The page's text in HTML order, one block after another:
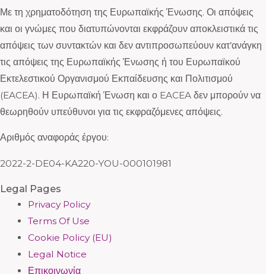
Με τη χρηματοδότηση της Ευρωπαϊκής Ένωσης. Οι απόψεις
και οι γνώμες που διατυπώνονται εκφράζουν αποκλειστικά τις
απόψεις των συντακτών και δεν αντιπροσωπεύουν κατ’ανάγκη
τις απόψεις της Ευρωπαϊκής Ένωσης ή του Ευρωπαϊκού
Εκτελεστικού Οργανισμού Εκπαίδευσης και Πολιτισμού
(EACEA). Η Ευρωπαϊκή Ένωση και ο EACEA δεν μπορούν να
θεωρηθούν υπεύθυνοι για τις εκφραζόμενες απόψεις.
Αριθμός αναφοράς έργου:
2022-2-DE04-KA220-YOU-000101981
Legal Pages
Privacy Policy
Terms Of Use
Cookie Policy (EU)
Legal Notice
Επικοινωνία